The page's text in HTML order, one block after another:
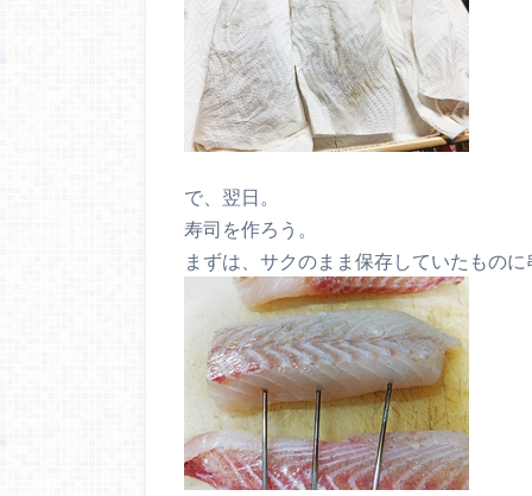
で、翌日。
寿司を作ろう。
まずは、サクのまま保存していたもの